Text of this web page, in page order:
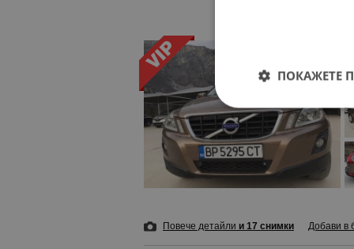
Повече детайли и 17 снимки Добави в
ПОКАЖЕТЕ